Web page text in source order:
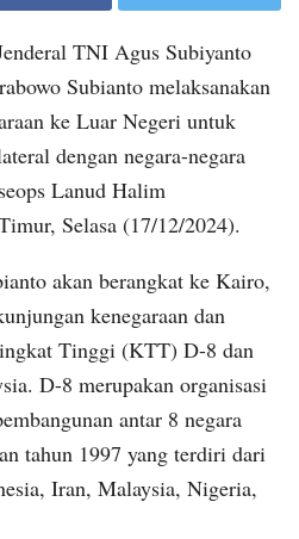
TNI Agus Subiyanto
Subianto melaksanakan
ke Luar Negeri untuk
dengan negara-negara
Lanud Halim
Selasa (17/12/2024).
akan berangkat ke Kairo,
kenegaraan dan
Tinggi (KTT) D-8 dan
D-8 merupakan organisasi
antar 8 negara
tahun 1997 yang terdiri dari
Iran, Malaysia, Nigeria,